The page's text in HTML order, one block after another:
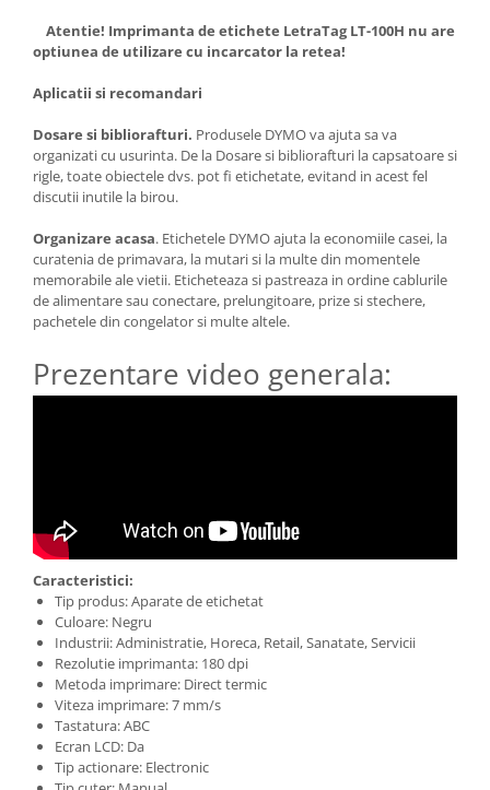
Atentie! Imprimanta de etichete LetraTag LT-100H nu are
optiunea de utilizare cu incarcator la retea!
Aplicatii si recomandari
Dosare si bibliorafturi. Produsele DYMO va ajuta sa va
organizati cu usurinta. De la Dosare si bibliorafturi la capsatoare si
rigle, toate obiectele dvs. pot fi etichetate, evitand in acest fel
discutii inutile la birou.
Organizare acasa. Etichetele DYMO ajuta la economiile casei, la
curatenia de primavara, la mutari si la multe din momentele
memorabile ale vietii. Eticheteaza si pastreaza in ordine cablurile
de alimentare sau conectare, prelungitoare, prize si stechere,
pachetele din congelator si multe altele.
Prezentare video generala:
Caracteristici:
Tip produs: Aparate de etichetat
Culoare: Negru
Industrii: Administratie, Horeca, Retail, Sanatate, Servicii
Rezolutie imprimanta: 180 dpi
Metoda imprimare: Direct termic
Viteza imprimare: 7 mm/s
Tastatura: ABC
Ecran LCD: Da
Tip actionare: Electronic